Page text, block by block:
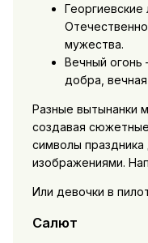
мужества.
Вечный огонь
добра,
Разные вытынанки
создавая
символы
изображениями.
Или девочки в
Салют